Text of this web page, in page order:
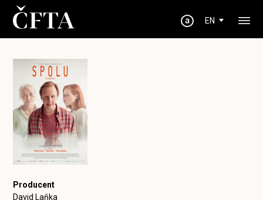
EN
Producent
David Laňka